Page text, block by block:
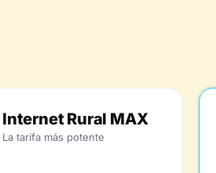
Internet Rural MAX
La tarifa más potente